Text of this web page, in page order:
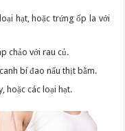
hạt, hoặc trứng ốp la với
chảo với rau củ.
bí đao nấu thịt bằm.
hoặc các loại hạt.